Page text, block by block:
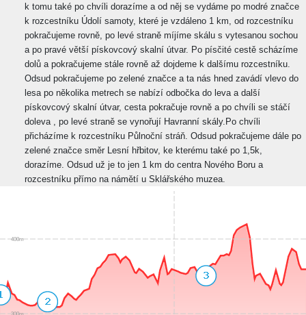
k tomu také po chvíli dorazíme a od něj se vydáme po modré značce
k rozcestníku Údolí samoty, které je vzdáleno 1 km, od rozcestníku
pokračujeme rovně, po levé straně míjíme skálu s vytesanou sochou
a po pravé větší pískovcový skalní útvar. Po písčité cestě scházíme
dolů a pokračujeme stále rovně až dojdeme k dalšímu rozcestníku.
Odsud pokračujeme po zelené značce a ta nás hned zavádí vlevo do
lesa po několika metrech se nabízí odbočka do leva a další
pískovcový skalní útvar, cesta pokračuje rovně a po chvíli se stáčí
doleva , po levé straně se vynořují Havranní skály.Po chvíli
přicházíme k rozcestníku Půlnoční stráň. Odsud pokračujeme dále po
zelené značce směr Lesní hřbitov, ke kterému také po 1,5k,
dorazíme. Odsud už je to jen 1 km do centra Nového Boru a
rozcestníku přímo na námětí u Sklářského muzea.
300m
400m